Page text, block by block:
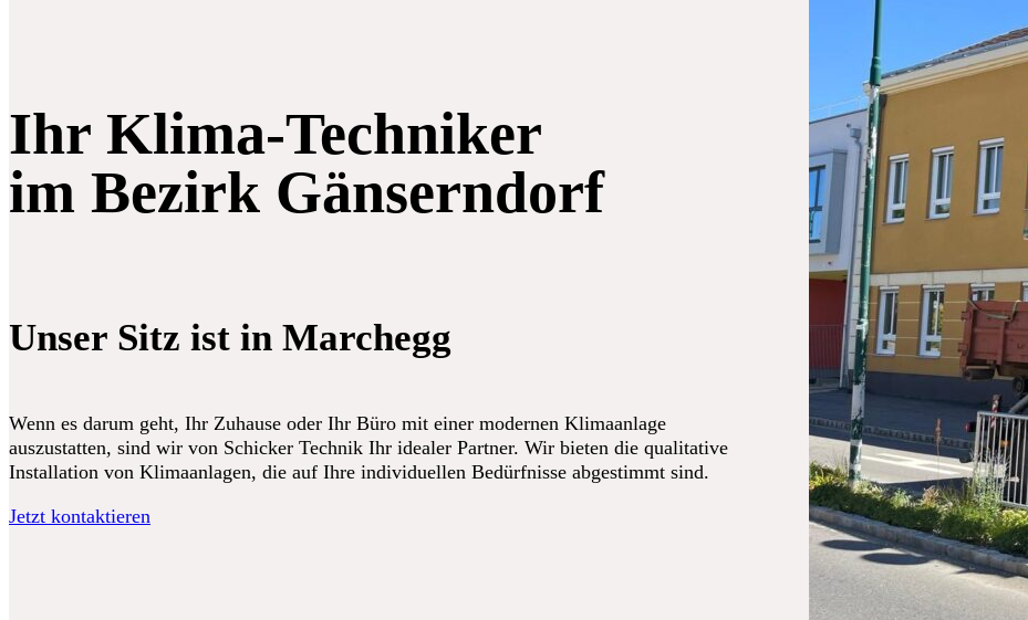
Ihr Klima-Techniker
im Bezirk Gänserndorf
Unser Sitz ist in Marchegg
Wenn es darum geht, Ihr Zuhause oder Ihr Büro mit einer modernen Klimaanlage
auszustatten, sind wir von Schicker Technik Ihr idealer Partner. Wir bieten die qualitative
Installation von Klimaanlagen, die auf Ihre individuellen Bedürfnisse abgestimmt sind.
Jetzt kontaktieren